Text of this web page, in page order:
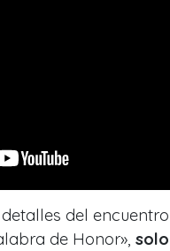
del
de Honor»,